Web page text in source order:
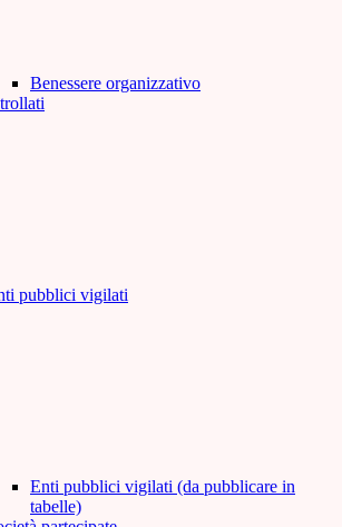
Benessere organizzativo
pubblici vigilati
Enti pubblici vigilati (da pubblicare in
tabelle)